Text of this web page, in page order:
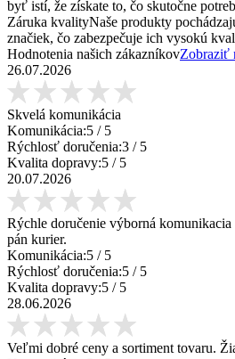
byť istí, že získate to, čo skutočne
Záruka kvalityNaše produkty
značiek, čo zabezpečuje ich vysokú
Hodnotenia našich zákazníkovZobraziť
26.07.2026
Skvelá komunikácia
Komunikácia:5 / 5
Rýchlosť doručenia:3 / 5
Kvalita dopravy:5 / 5
20.07.2026
Rýchle doručenie výborná
pán kurier.
Komunikácia:5 / 5
Rýchlosť doručenia:5 / 5
Kvalita dopravy:5 / 5
28.06.2026
Veľmi dobré ceny a sortiment tovaru.